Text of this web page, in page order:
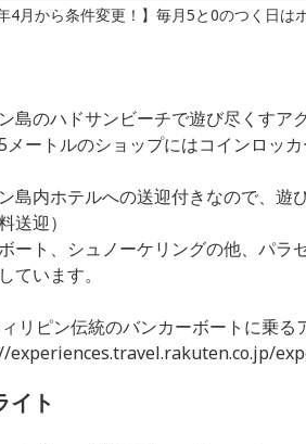
4月から条件変更！】毎月5と0のつく日
島のハドサンビーチで遊び尽くすア
メートルのショップにはコインロッ
島内ホテルへの送迎付きなので、遊
送迎）
ート、シュノーケリングの他、パラ
ています。
リピン伝統のバンカーボートに乗る
experiences.travel.rakuten.co.jp/
イト